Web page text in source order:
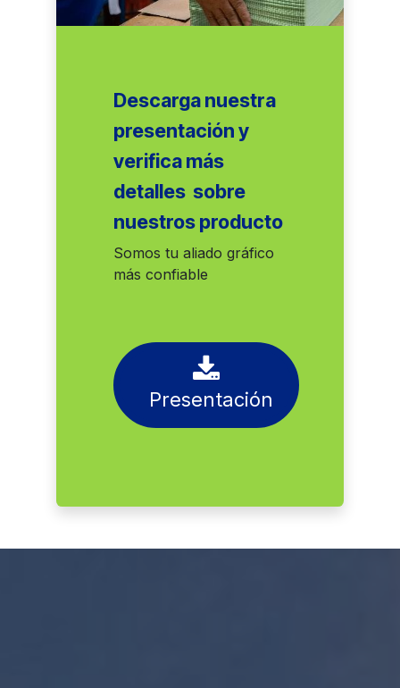
Elaboramos los formularios para el registro
presentación y
verifica más